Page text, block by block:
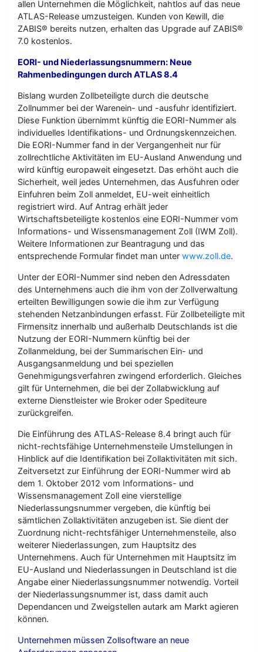
allen Unternehmen die Möglichkeit, nahtlos auf das neue
ATLAS-Release umzusteigen. Kunden von Kewill, die
ZABIS® bereits nutzen, erhalten das Upgrade auf ZABIS®
7.0 kostenlos.
EORI- und Niederlassungsnummern: Neue
Rahmenbedingungen durch ATLAS 8.4
Bislang wurden Zollbeteiligte durch die deutsche
Zollnummer bei der Warenein- und -ausfuhr identifiziert.
Diese Funktion übernimmt künftig die EORI-Nummer als
individuelles Identifikations- und Ordnungskennzeichen.
Die EORI-Nummer fand in der Vergangenheit nur für
zollrechtliche Aktivitäten im EU-Ausland Anwendung und
wird künftig europaweit eingesetzt. Das erhöht auch die
Sicherheit, weil jedes Unternehmen, das Ausfuhren oder
Einfuhren beim Zoll anmeldet, EU-weit einheitlich
registriert wird. Auf Antrag erhält jeder
Wirtschaftsbeteiligte kostenlos eine EORI-Nummer vom
Informations- und Wissensmanagement Zoll (IWM Zoll).
Weitere Informationen zur Beantragung und das
entsprechende Formular findet man unter www.zoll.de.
Unter der EORI-Nummer sind neben den Adressdaten
des Unternehmens auch die ihm von der Zollverwaltung
erteilten Bewilligungen sowie die ihm zur Verfügung
stehenden Netzanbindungen erfasst. Für Zollbeteiligte mit
Firmensitz innerhalb und außerhalb Deutschlands ist die
Nutzung der EORI-Nummern künftig bei der
Zollanmeldung, bei der Summarischen Ein- und
Ausgangsanmeldung und bei speziellen
Genehmigungsverfahren zwingend erforderlich. Gleiches
gilt für Unternehmen, die bei der Zollabwicklung auf
externe Dienstleister wie Broker oder Spediteure
zurückgreifen.
Die Einführung des ATLAS-Release 8.4 bringt auch für
nicht-rechtsfähige Unternehmensteile Umstellungen in
Hinblick auf die Identifikation bei Zollaktivitäten mit sich.
Zeitversetzt zur Einführung der EORI-Nummer wird ab
dem 1. Oktober 2012 vom Informations- und
Wissensmanagement Zoll eine vierstellige
Niederlassungsnummer vergeben, die künftig bei
sämtlichen Zollaktivitäten anzugeben ist. Sie dient der
Zuordnung nicht-rechtsfähiger Unternehmensteile, also
weiterer Niederlassungen, zum Hauptsitz des
Unternehmens. Auch für Unternehmen mit Hauptsitz im
EU-Ausland und Niederlassungen in Deutschland ist die
Angabe einer Niederlassungsnummer notwendig. Vorteil
der Niederlassungsnummer ist, dass damit auch
Dependancen und Zweigstellen autark am Markt agieren
können.
Unternehmen müssen Zollsoftware an neue